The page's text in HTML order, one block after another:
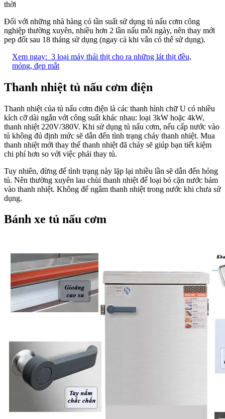
thời
Đối với những nhà hàng có tần suất sử dụng tủ nấu cơm công
nghiệp thường xuyên, nhiều hơn 2 lần nấu mỗi ngày, nên thay mới
pep đốt sau 18 tháng sử dụng (ngay cả khi vẫn có thể sử dụng).
Xem ngay: 3 loại máy thái thịt cho ra những lát thịt đều,
mỏng, đẹp mắt
Thanh nhiệt tủ nấu cơm điện
Thanh nhiệt của tủ nấu cơm điện là các thanh hình chữ U có nhiều
kích cỡ dài ngắn với công suất khác nhau: loại 3kW hoặc 4kW,
thanh nhiệt 220V/380V. Khi sử dụng tủ nấu cơm, nếu cấp nước vào
tủ không đủ định mức sẽ dẫn đến tình trạng cháy thanh nhiệt. Mua
thanh nhiệt mới thay thế thanh nhiệt đã cháy sẽ giúp bạn tiết kiệm
chi phí hơn so với việc phải thay tủ.
Tuy nhiên, đừng để tình trạng này lặp lại nhiều lần sẽ dẫn đến hỏng
tủ. Nên thường xuyên lau chùi thanh nhiệt để loại bỏ cặn nước bám
vào thanh nhiệt. Không để ngâm thanh nhiệt trong nước khi chưa sử
dụng.
Bánh xe tủ nấu cơm